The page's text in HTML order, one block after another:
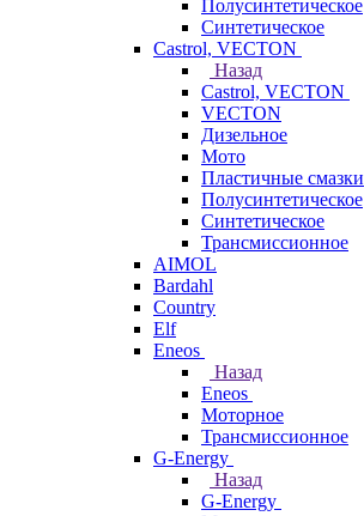
Полусинтетическое
Синтетическое
Castrol, VECTON
Назад
Castrol, VECTON
VECTON
Дизельное
Мото
Пластичные смазки
Полусинтетическое
Синтетическое
Трансмиссионное
AIMOL
Bardahl
Country
Elf
Eneos
Назад
Eneos
Моторное
Трансмиссионное
G-Energy
Назад
G-Energy